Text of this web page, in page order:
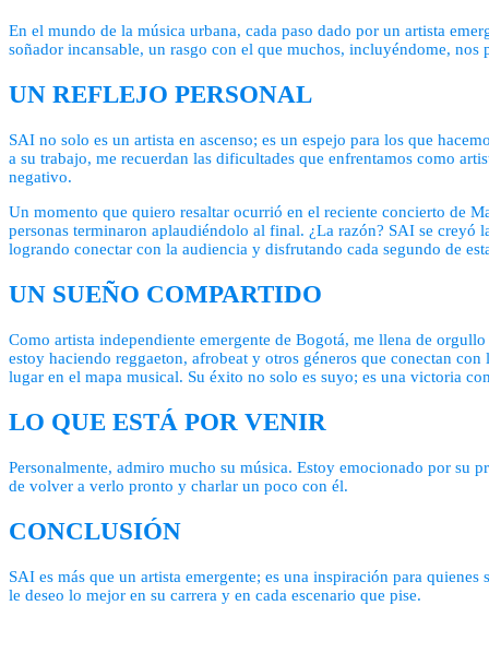
En el mundo de la música urbana, cada paso dado por un artista
soñador incansable, un rasgo con el que muchos, incluyéndome, nos
UN REFLEJO PERSONAL
SAI no solo es un artista en ascenso; es un espejo para los que
a su trabajo, me recuerdan las dificultades que enfrentamos como
negativo.
Un momento que quiero resaltar ocurrió en el reciente concierto de
personas terminaron aplaudiéndolo al final. ¿La razón? SAI se
logrando conectar con la audiencia y disfrutando cada segundo de
UN SUEÑO COMPARTIDO
Como artista independiente emergente de Bogotá, me llena de
estoy haciendo reggaeton, afrobeat y otros géneros que conectan
lugar en el mapa musical. Su éxito no solo es suyo; es una victoria
LO QUE ESTÁ POR VENIR
Personalmente, admiro mucho su música. Estoy emocionado por su
de volver a verlo pronto y charlar un poco con él.
CONCLUSIÓN
SAI es más que un artista emergente; es una inspiración para
le deseo lo mejor en su carrera y en cada escenario que pise.